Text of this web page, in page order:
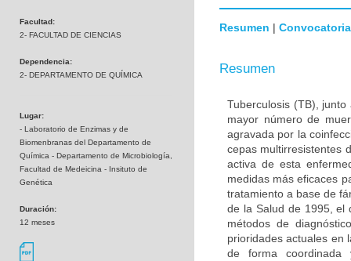
Facultad:
2- FACULTAD DE CIENCIAS
Dependencia:
2- DEPARTAMENTO DE QUÍMICA
Lugar:
- Laboratorio de Enzimas y de
Biomenbranas del Departamento de
Química - Departamento de Microbiología,
Facultad de Medeicina - Insituto de
Genética
Duración:
12 meses
Resumen | Convocatoria
Resumen
Tuberculosis (TB),
mayor número de
agravada por la
cepas multirresistentes
activa de esta
medidas más eficaces
tratamiento a base de
de la Salud de 1995, el
métodos de
prioridades actuales en
de forma coordinada